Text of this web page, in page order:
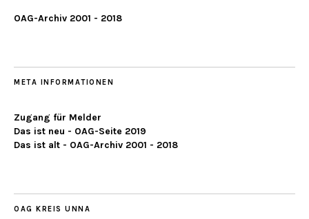
OAG-Archiv 2001 - 2018
META INFORMATIONEN
Zugang für Melder
Das ist neu - OAG-Seite 2019
Das ist alt - OAG-Archiv 2001 - 2018
OAG KREIS UNNA